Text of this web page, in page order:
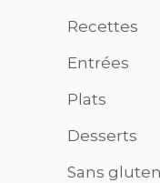
Recettes
Entrées
Plats
Desserts
Sans gluten